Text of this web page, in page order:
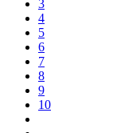
3
4
5
6
7
8
9
10